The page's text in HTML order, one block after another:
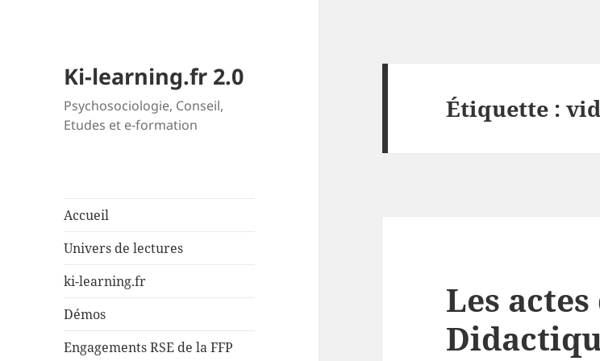
Ki-learning.fr 2.0
Psychosociologie, Conseil,
Etudes et e-formation
Accueil
Univers de lectures
ki-learning.fr
Démos
Engagements RSE de la FFP
Étiquette :
Les